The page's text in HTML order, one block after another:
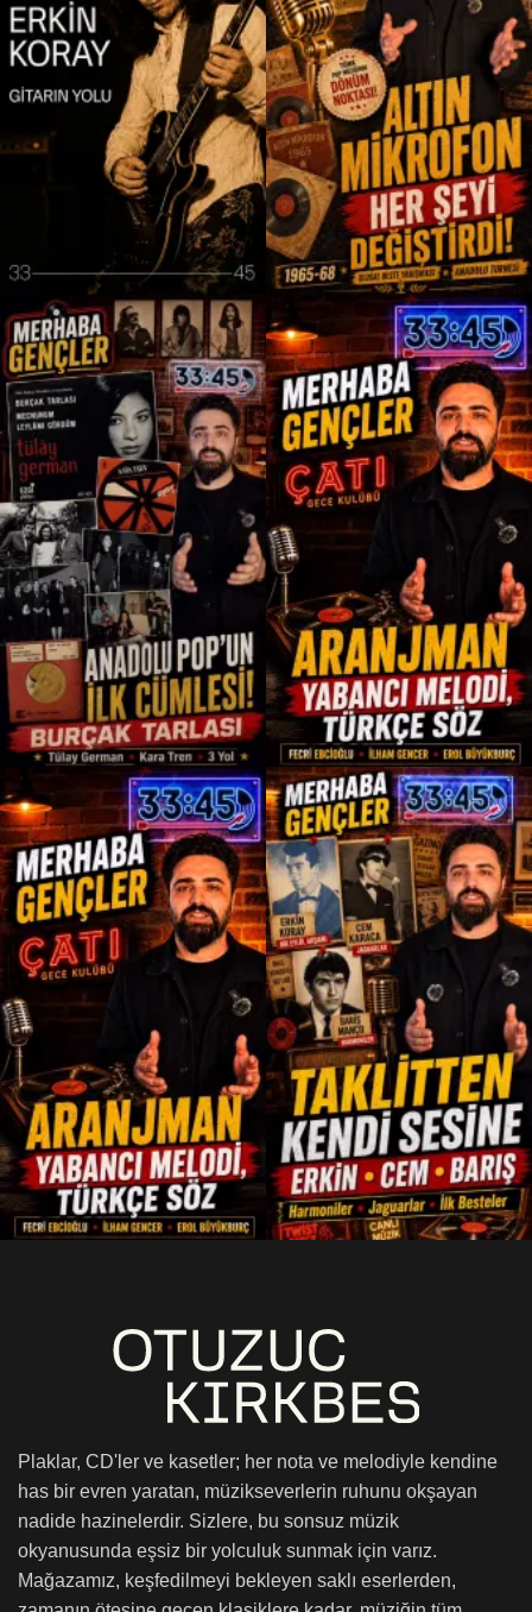
Plaklar, CD'ler ve kasetler; her nota ve melodiyle kendine
has bir evren yaratan, müzikseverlerin ruhunu okşayan
nadide hazinelerdir. Sizlere, bu sonsuz müzik
okyanusunda eşsiz bir yolculuk sunmak için varız.
Mağazamız, keşfedilmeyi bekleyen saklı eserlerden,